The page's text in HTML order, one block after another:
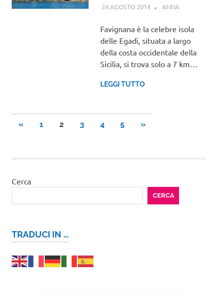
24 AGOSTO 2014 ANNA
Favignana è la celebre isola
delle Egadi, situata a largo
della costa occidentale della
Sicilia, si trova solo a 7 km…
LEGGI TUTTO
Paginazione
«ARTICOLI
1 2 3 4 5
ARTICOLI
»
Cerca
CERCA
TRADUCI IN …